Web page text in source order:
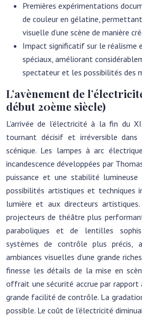
Premières expérimentations
de couleur en gélatine,
visuelle d’une scène de manière
Impact significatif sur le
spéciaux, améliorant
spectateur et les possibilités des
L’avènement de
début 20ème siècle)
L’arrivée de l’électricité à la fin du
tournant décisif et irréversible dans
scénique. Les lampes à arc
incandescence développées par
puissance et une stabilité lumineuse
possibilités artistiques et techniques
lumière et aux directeurs
projecteurs de théâtre plus
paraboliques et de lentilles
systèmes de contrôle plus précis,
ambiances visuelles d’une grande
finesse les détails de la mise en
offrait une sécurité accrue par rapport
grande facilité de contrôle. La
possible. Le coût de l’électricité